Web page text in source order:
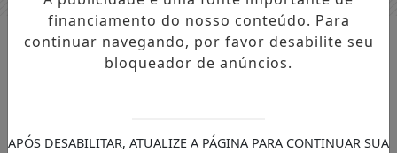
NOTÍCIAS GERAL
O seu futuro é o que você faz dele
a Ted Isaac que ele teria sorte se vivesse
financiamento do nosso conteúdo. Para
continuar navegando, por favor desabilite seu
bloqueador de anúncios.
APÓS DESABILITAR, ATUALIZE A PÁGINA PARA CONTINUAR SUA